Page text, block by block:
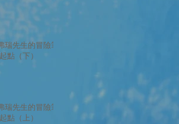
先生的冒險筆
點（下）
先生的冒險筆
點（上）